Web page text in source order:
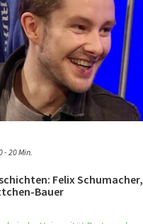
- 20 Min.
Felix Schumacher,
Bauer